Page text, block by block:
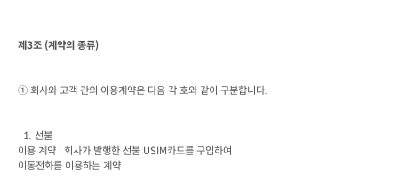
제 3조 (계약의 종류)
① 회사와 고객 간의 이용계약은 다음 각 호와 같이 구분합니다.
  1.
선불
이용 계약 : 회사가 발행한 선불 USIM카드를 구입하여
이동전화를 이용하는 계약